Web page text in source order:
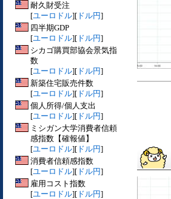
耐久財受注
[ユーロドル][ ドル円]
四半期GDP
[ユーロドル][ ドル円]
シカゴ購買部協会景気指
数
[ユーロドル][ ドル円]
新築住宅販売件数
[ユーロドル][ ドル円]
個人所得/個人支出
[ユーロドル][ ドル円]
ミシガン大学消費者信頼
感指数【確報値】
[ユーロドル][ ドル円]
消費者信頼感指数
[ユーロドル][ ドル円]
雇用コスト指数
[ユーロドル][ ドル円]